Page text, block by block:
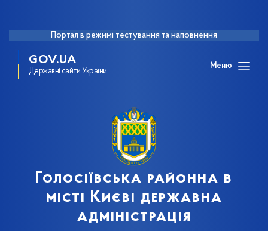
Портал в режимі тестування та наповнення
GOV.UA
Державні сайти України
Меню
Голосіївська районна в
місті Києві державна
адміністрація